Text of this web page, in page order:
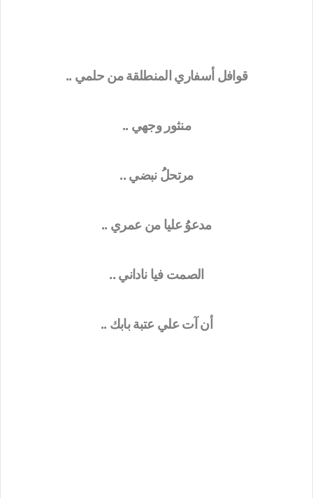
قوافل أسفاري المنطلقة من حلمي ..
منثور وجهي ..
مرتحلُُ نبضي ..
مدعوُُ عليا من عمري ..
الصمت فيا ناداني ..
أن آت علي عتبة بابك ..